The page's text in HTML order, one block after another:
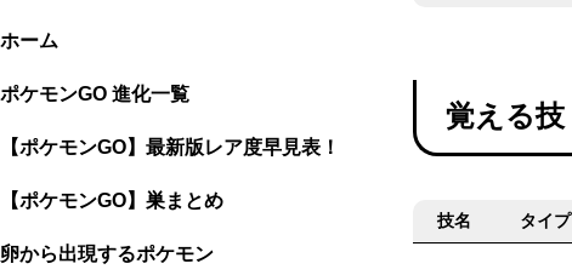
覚える技
技名 タイプ
ホーム
ポケモンGO 進化一覧
【ポケモンGO】最新版レア度早見表！
【ポケモンGO】巣まとめ
卵から出現するポケモン